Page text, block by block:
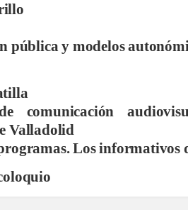
pública y modelos
comunicación
Valladolid
Los informativos